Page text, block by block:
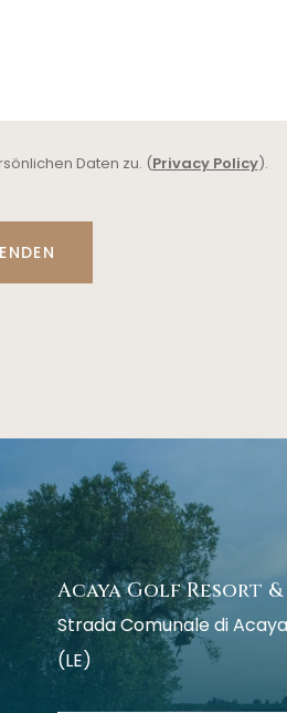
Daten zu. (Privacy Policy).
Acaya Golf Resort &
Strada Comunale di
(LE)